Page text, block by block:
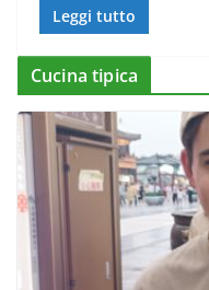
Leggi tutto
Cucina tipica